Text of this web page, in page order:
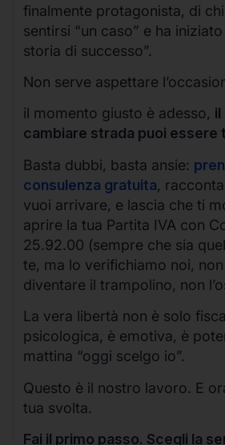
finalmente protagonista, di
sentirsi “un caso” e ha
storia di successo”.
Non serve aspettare
il momento giusto è adesso, il
cambiare strada puoi essere
Basta dubbi, basta ansie:
consulenza gratuita,
vuoi arrivare, e lascia che ti
aprire la tua Partita IVA con
25.92.00 (sempre che sia
te, ma lo verifichiamo noi,
diventare il trampolino, non
La vera libertà non è solo
psicologica, è emotiva, è
mattina “oggi scelgo io”.
Questo è il nostro lavoro. E
tua svolta.
Fai il primo passo. Scegli la